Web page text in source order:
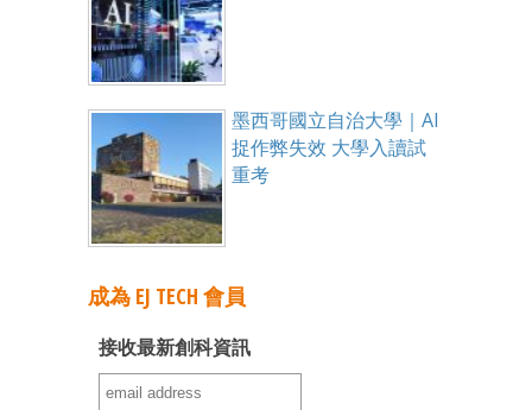
墨西哥國立自治大學｜AI
捉作弊失效 大學入讀試
重考
成為 EJ TECH 會員
接收最新創科資訊